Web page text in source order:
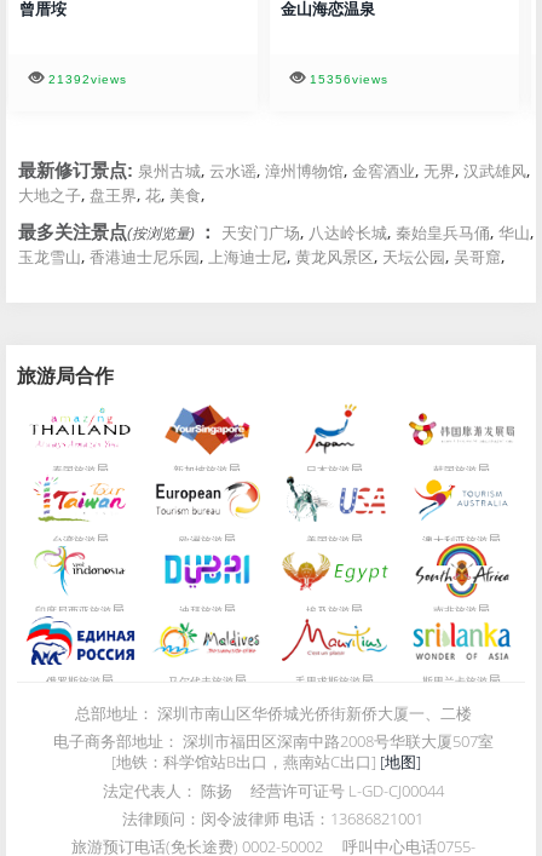
曾厝垵
21392views
金山海恋温泉
15356views
最新修订景点: 泉州古城, 云水谣, 漳州博物馆, 金窖酒业, 无界, 汉武雄风,
大地之子, 盘王界, 花, 美食,
最多关注景点(按浏览量) ： 天安门广场, 八达岭长城, 秦始皇兵马俑, 华山,
玉龙雪山, 香港迪士尼乐园, 上海迪士尼, 黄龙风景区, 天坛公园, 吴哥窟,
旅游局合作
泰国旅游局 新加坡旅游局 日本旅游局 韩国旅游局
台湾旅游局 欧洲旅游局 美国旅游局 澳大利亚旅游局
印度尼西亚旅游局 迪拜旅游局 埃及旅游局 南非旅游局
俄罗斯旅游局 马尔代夫旅游局 毛里求斯旅游局 斯里兰卡旅游局
总部地址： 深圳市南山区华侨城光侨街新侨大厦一、二楼
电子商务部地址： 深圳市福田区深南中路2008号华联大厦507室
[地铁：科学馆站B出口，燕南站C出口] [地图]
法定代表人： 陈扬 经营许可证号 L-GD-CJ00044
法律顾问： 闵令波律师 电话：13686821001
旅游预订电话(免长途费) 0002-50002 呼叫中心电话0755-